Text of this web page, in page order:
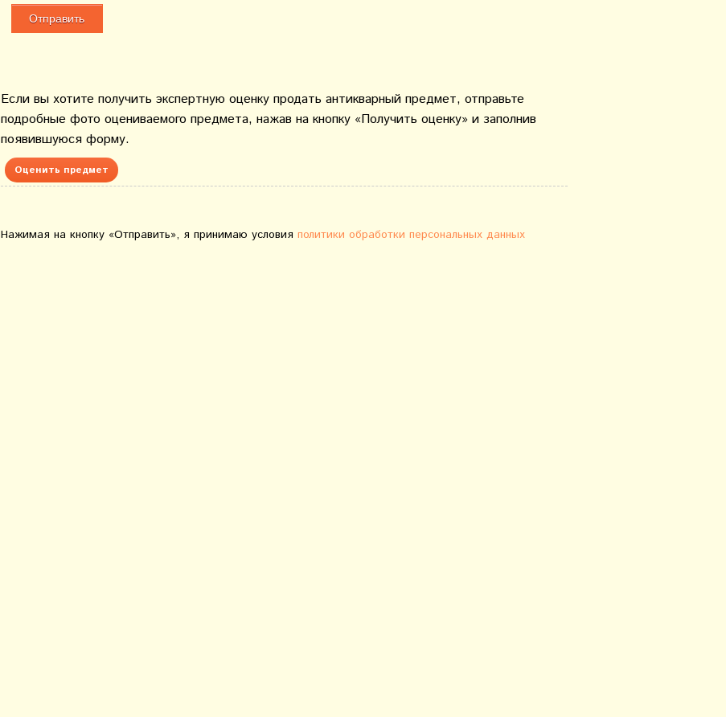
Если вы хотите получить экспертную оценку продать антикварный предмет, отправьте
подробные фото оцениваемого предмета, нажав на кнопку «Получить оценку» и заполнив
появившуюся форму.
Оценить предмет
Нажимая на кнопку «Отправить», я принимаю условия политики обработки персональных данных